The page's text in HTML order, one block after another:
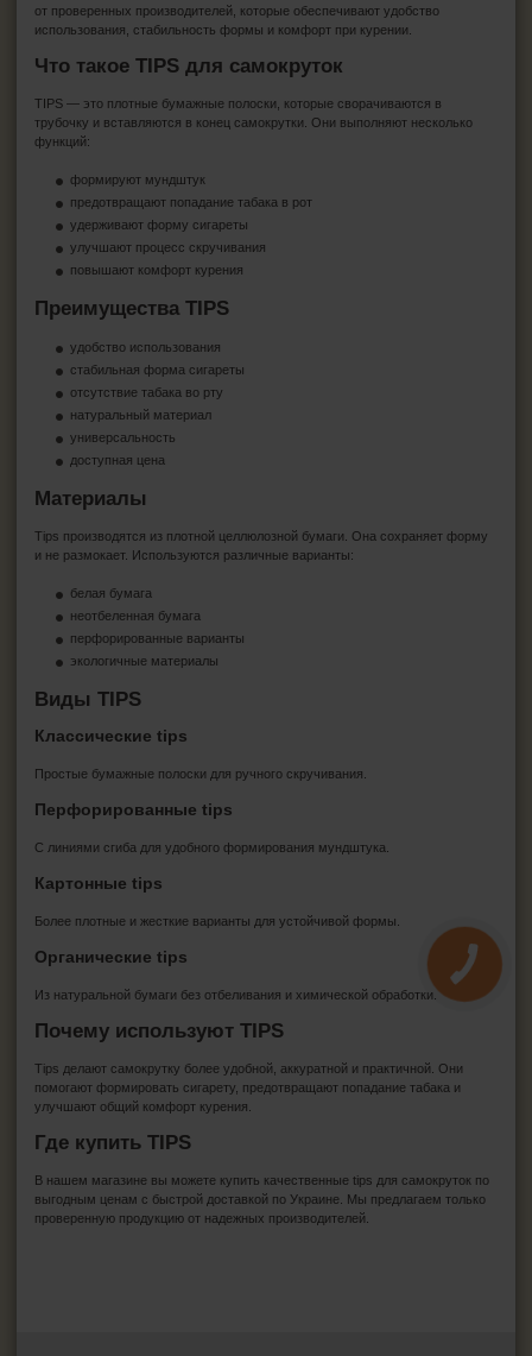
от проверенных производителей, которые обеспечивают удобство
использования, стабильность формы и комфорт при курении.
Что такое TIPS для самокруток
TIPS — это плотные бумажные полоски, которые сворачиваются в
трубочку и вставляются в конец самокрутки. Они выполняют несколько
функций:
формируют мундштук
предотвращают попадание табака в рот
удерживают форму сигареты
улучшают процесс скручивания
повышают комфорт курения
Преимущества TIPS
удобство использования
стабильная форма сигареты
отсутствие табака во рту
натуральный материал
универсальность
доступная цена
Материалы
Tips производятся из плотной целлюлозной бумаги. Она сохраняет форму
и не размокает. Используются различные варианты:
белая бумага
неотбеленная бумага
перфорированные варианты
экологичные материалы
Виды TIPS
Классические tips
Простые бумажные полоски для ручного скручивания.
Перфорированные tips
С линиями сгиба для удобного формирования мундштука.
Картонные tips
Более плотные и жесткие варианты для устойчивой формы.
Органические tips
Из натуральной бумаги без отбеливания и химической обработки.
Почему используют TIPS
Tips делают самокрутку более удобной, аккуратной и практичной. Они
помогают формировать сигарету, предотвращают попадание табака и
улучшают общий комфорт курения.
Где купить TIPS
В нашем магазине вы можете купить качественные tips для самокруток по
выгодным ценам с быстрой доставкой по Украине. Мы предлагаем только
проверенную продукцию от надежных производителей.